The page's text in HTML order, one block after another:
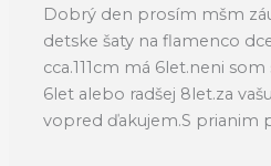
Dobrý den prosím mšm
detske šaty na flamenco
cca.111cm má 6let.neni som
6let alebo radšej 8let.za
vopred ďakujem.S prianim